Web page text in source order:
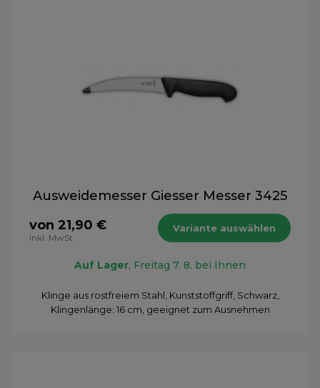
Ausweidemesser Giesser Messer 3425
von 21,90 €
inkl. MwSt.
Variante auswählen
Auf Lager, Freitag 7. 8. bei Ihnen
Klinge aus rostfreiem Stahl, Kunststoffgriff, Schwarz,
Klingenlänge: 16 cm, geeignet zum Ausnehmen